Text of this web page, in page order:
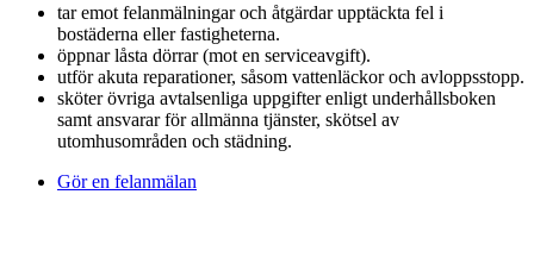
tar emot felanmälningar och åtgärdar upptäckta fel i
bostäderna eller fastigheterna.
öppnar låsta dörrar (mot en serviceavgift).
utför akuta reparationer, såsom vattenläckor och avloppsstopp.
sköter övriga avtalsenliga uppgifter enligt underhållsboken
samt ansvarar för allmänna tjänster, skötsel av
utomhusområden och städning.
Gör en felanmälan